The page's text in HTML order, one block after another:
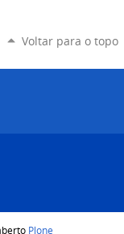
Voltar para o topo
Plone